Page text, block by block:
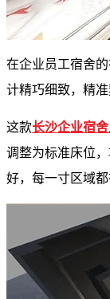
在企业员工宿舍
计精巧细致，精
这款长沙企业宿
调整为标准床位
好，每一寸区域